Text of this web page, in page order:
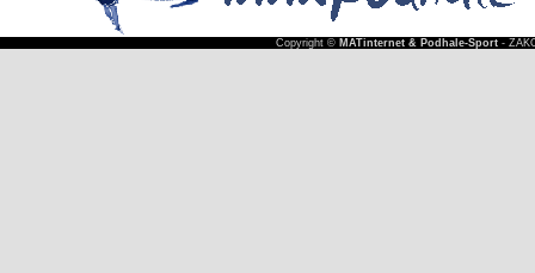
Copyright © MATinternet & Podhale-Sport-